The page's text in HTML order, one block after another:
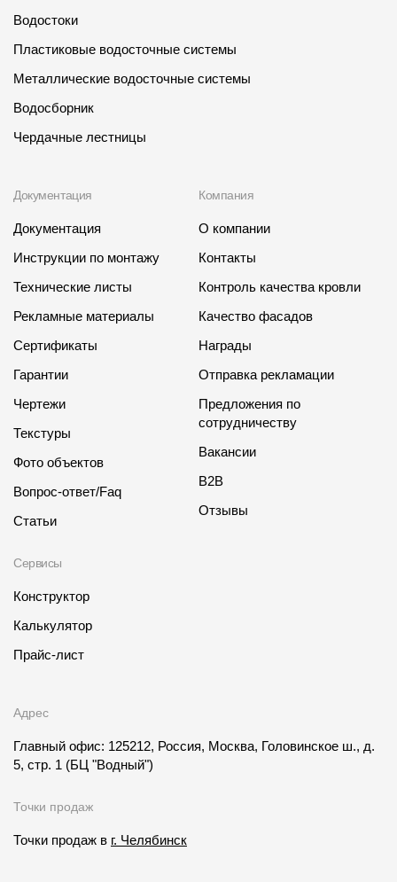
Водостоки
Пластиковые водосточные системы
Металлические водосточные системы
Водосборник
Чердачные лестницы
Документация
Документация
Инструкции по монтажу
Технические листы
Рекламные материалы
Сертификаты
Гарантии
Чертежи
Текстуры
Фото объектов
Вопрос-ответ/Faq
Статьи
Сервисы
Конструктор
Калькулятор
Прайс-лист
Компания
О компании
Контакты
Контроль качества кровли
Качество фасадов
Награды
Отправка рекламации
Предложения по
сотрудничеству
Вакансии
B2B
Отзывы
Адрес
Главный офис: 125212, Россия, Москва, Головинское ш., д.
5, стр. 1 (БЦ "Водный")
Точки продаж
Точки продаж в г. Челябинск